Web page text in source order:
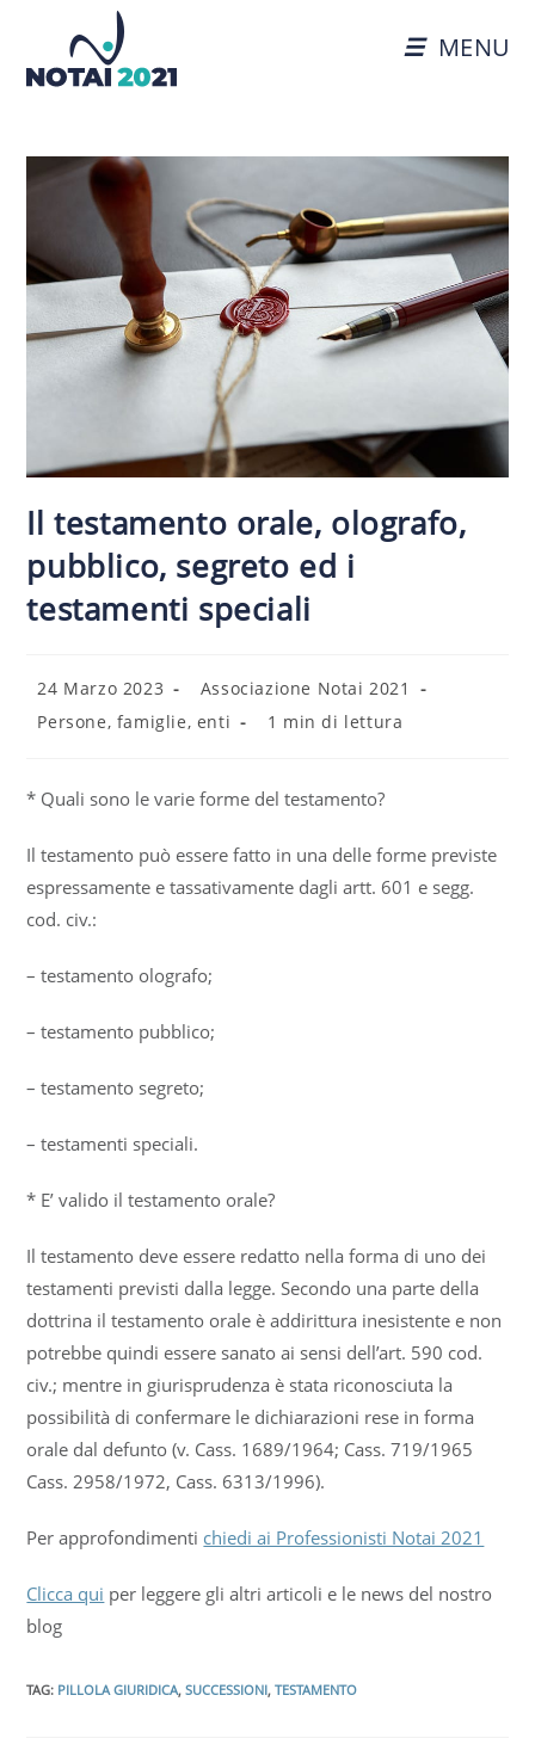
MENU
Il testamento orale, olografo,
pubblico, segreto ed i
testamenti speciali
24 Marzo 2023
Associazione Notai 2021
Persone, famiglie, enti
1 min di lettura
* Quali sono le varie forme del testamento?
Il testamento può essere fatto in una delle forme previste
espressamente e tassativamente dagli artt. 601 e segg.
cod. civ.:
– testamento olografo;
– testamento pubblico;
– testamento segreto;
– testamenti speciali.
* E’ valido il testamento orale?
Il testamento deve essere redatto nella forma di uno dei
testamenti previsti dalla legge. Secondo una parte della
dottrina il testamento orale è addirittura inesistente e non
potrebbe quindi essere sanato ai sensi dell’art. 590 cod.
civ.; mentre in giurisprudenza è stata riconosciuta la
possibilità di confermare le dichiarazioni rese in forma
orale dal defunto (v. Cass. 1689/1964; Cass. 719/1965
Cass. 2958/1972, Cass. 6313/1996).
Per approfondimenti chiedi ai Professionisti Notai 2021
Clicca qui per leggere gli altri articoli e le news del nostro
blog
TAG: PILLOLA GIURIDICA, SUCCESSIONI, TESTAMENTO